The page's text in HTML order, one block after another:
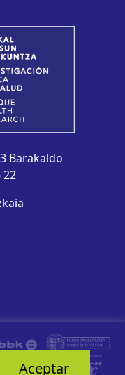
Barakaldo
22
Aceptar